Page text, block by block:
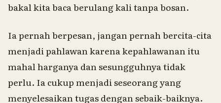
bakal kita baca berulang kali tanpa bosan.
Ia pernah berpesan, jangan pernah bercita-cita
menjadi pahlawan karena kepahlawanan itu
mahal harganya dan sesungguhnya tidak
perlu. Ia cukup menjadi seseorang yang
menyelesaikan tugas dengan sebaik-baiknya.